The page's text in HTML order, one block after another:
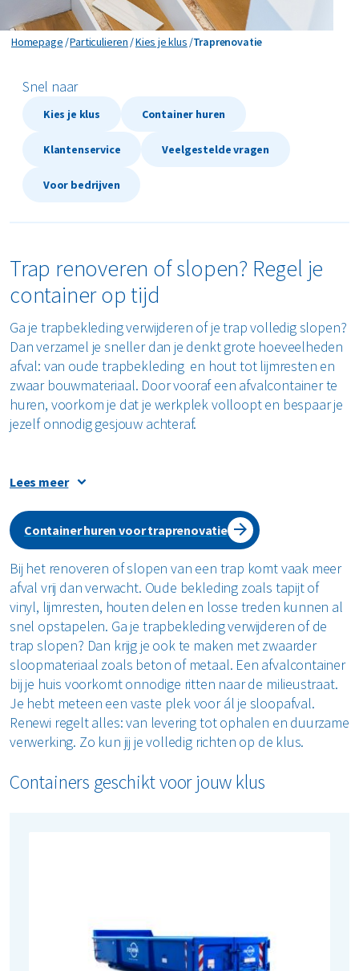
Kozijnen vervangen
Meubels afvoeren
Plafond verwijderen
Verbouwing
Vloer verwijderen
Zolder opruimen
Bekijk alle klussen
Homepage Particulieren Kies je klus Traprenovatie
Traprenovatie
Snel naar
Kies je klus Container huren
Klantenservice Veelgestelde vragen
Voor bedrijven
Trap renoveren of slopen? Regel je
container op tijd
Ga je trapbekleding verwijderen of je trap volledig slopen?
Dan verzamel je sneller dan je denkt grote hoeveelheden
afval: van oude trapbekleding en hout tot lijmresten en
zwaar bouwmateriaal. Door vooraf een afvalcontainer te
huren, voorkom je dat je werkplek volloopt en bespaar je
jezelf onnodig gesjouw achteraf.
sloop
Een container voor de deur zorgt voor overzicht, ruimte
en efficiëntie. Je ruimt direct op tijdens het klussen en
houdt zo het werk netjes en veilig. Of je nu een kleine
renovatie uitvoert of een complete trap verwijdert: bij
Renewi huur je eenvoudig de juiste container voor jouw
project – inclusief levering, ophalen en verwerking van het
afval.
Lees meer
Container huren voor traprenovatie
Bij het renoveren of slopen van een trap komt vaak meer
afval vrij dan verwacht. Oude bekleding zoals tapijt of
vinyl, lijmresten, houten delen en losse treden kunnen al
snel opstapelen. Ga je trapbekleding verwijderen of de
trap slopen? Dan krijg je ook te maken met zwaarder
sloopmateriaal zoals beton of metaal. Een afvalcontainer
bij je huis voorkomt onnodige ritten naar de milieustraat.
Je hebt meteen een vaste plek voor ál je sloopafval.
Renewi regelt alles: van levering tot ophalen en duurzame
verwerking. Zo kun jij je volledig richten op de klus.
Containers geschikt voor jouw klus